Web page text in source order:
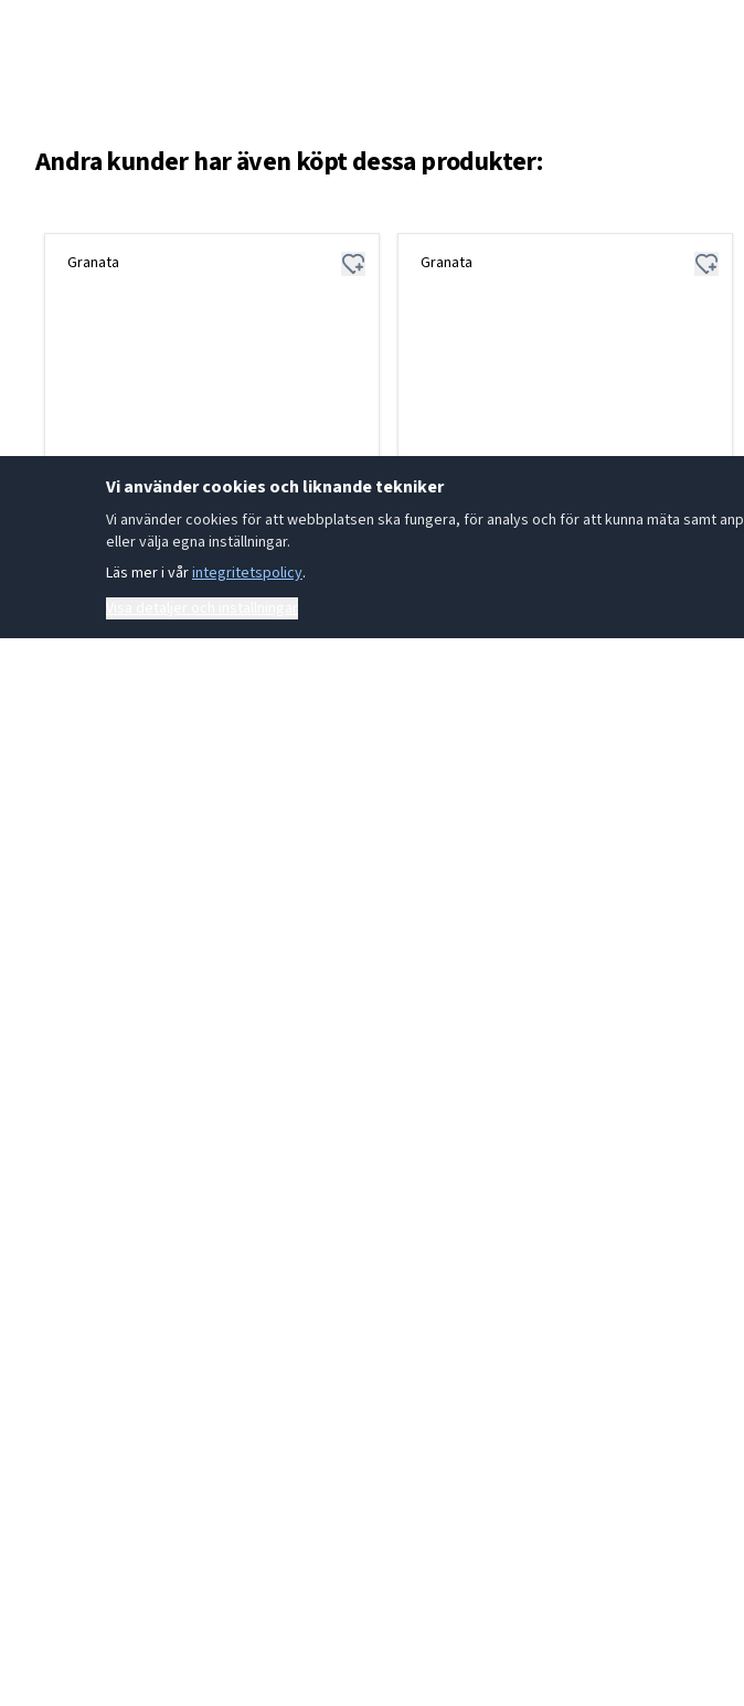
Vi använder cookies och liknande tekniker
Vi använder cookies för att webbplatsen ska fungera, för analys och för att kunna mäta samt
eller välja egna inställningar.
Läs mer i vårintegritetspolicy.
Andra kunder har även köpt dessa produkter:
Granata Granata